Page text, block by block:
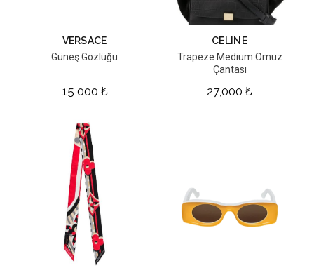
VERSACE
Güneş Gözlüğü
15,000 ₺
CELINE
Trapeze Medium Omuz
Çantası
27,000 ₺